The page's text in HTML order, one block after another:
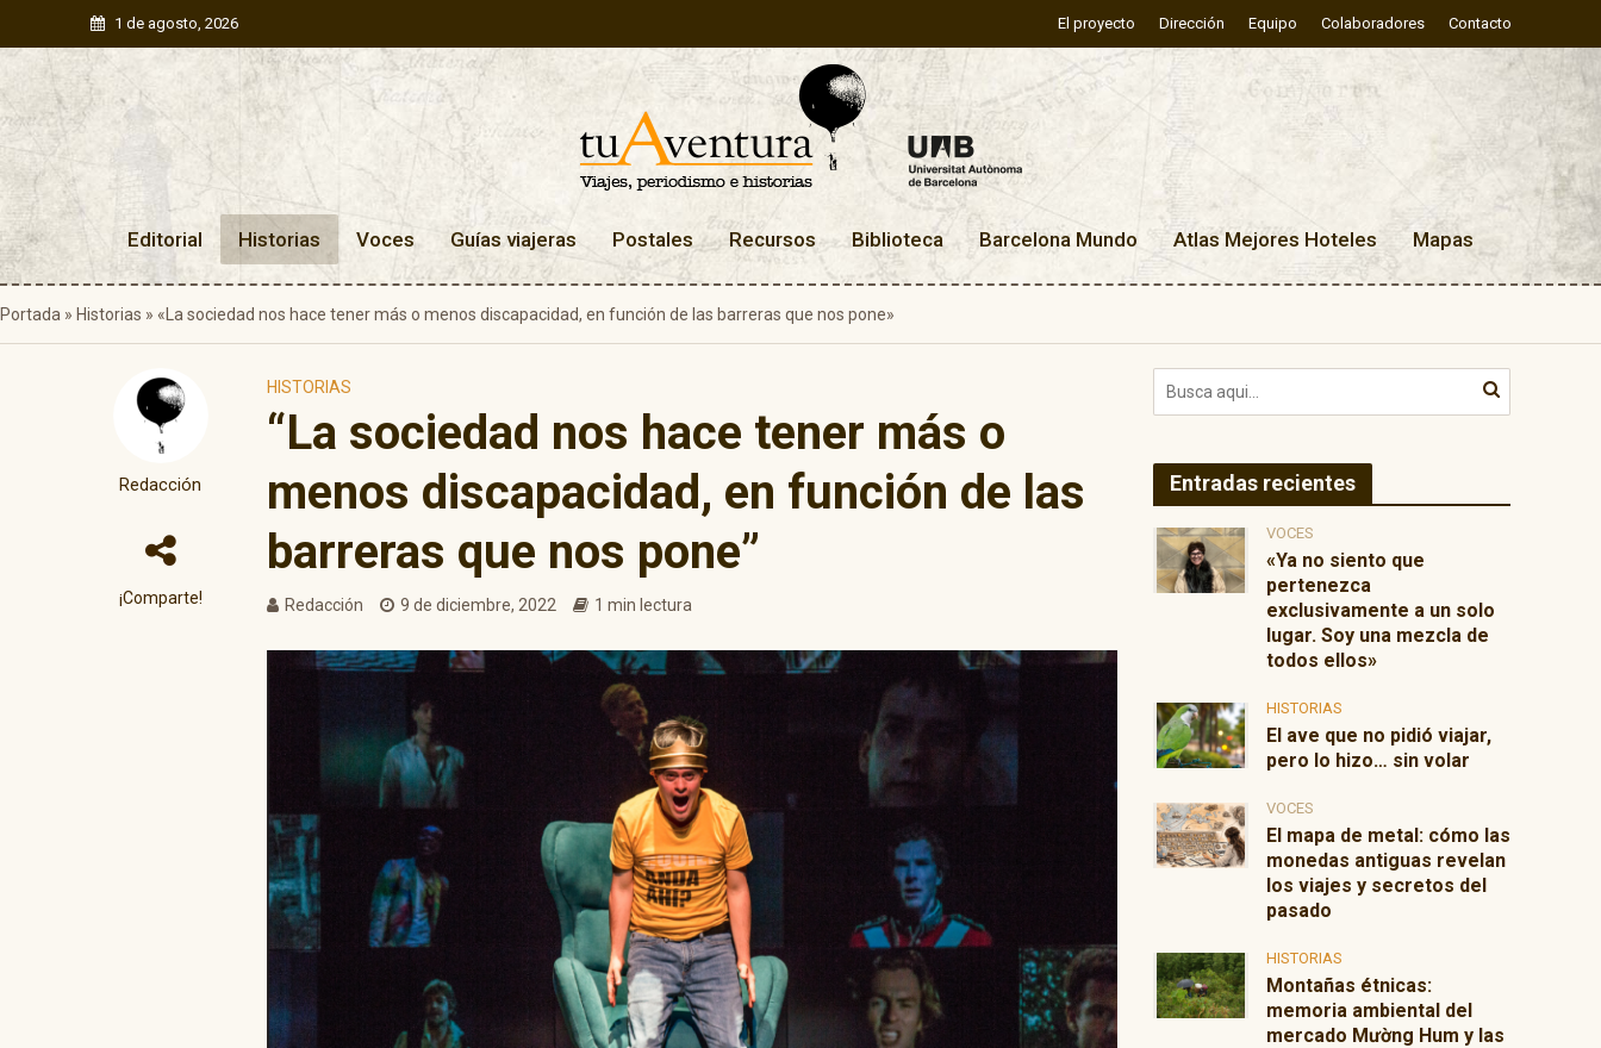
1 de agosto, 2026 El proyecto Dirección Equipo Colaboradores Contacto
Editorial Historias Voces Guías viajeras Postales Recursos Biblioteca Barcelona Mundo Atlas Mejores Hoteles Mapas
Portada » Historias » «La sociedad nos hace tener más o menos discapacidad, en función de las barreras que nos pone»
Redacción
¡Comparte!
HISTORIAS
“La sociedad nos hace tener más o
menos discapacidad, en función de las
barreras que nos pone”
Redacción 9 de diciembre, 2022 1 min lectura
Entradas recientes
VOCES
«Ya no siento que
pertenezca
exclusivamente a un solo
lugar. Soy una mezcla de
todos ellos»
HISTORIAS
El ave que no pidió viajar,
pero lo hizo… sin volar
VOCES
El mapa de metal: cómo las
monedas antiguas revelan
los viajes y secretos del
pasado
HISTORIAS
Montañas étnicas:
memoria ambiental del
mercado Mường Hum y las